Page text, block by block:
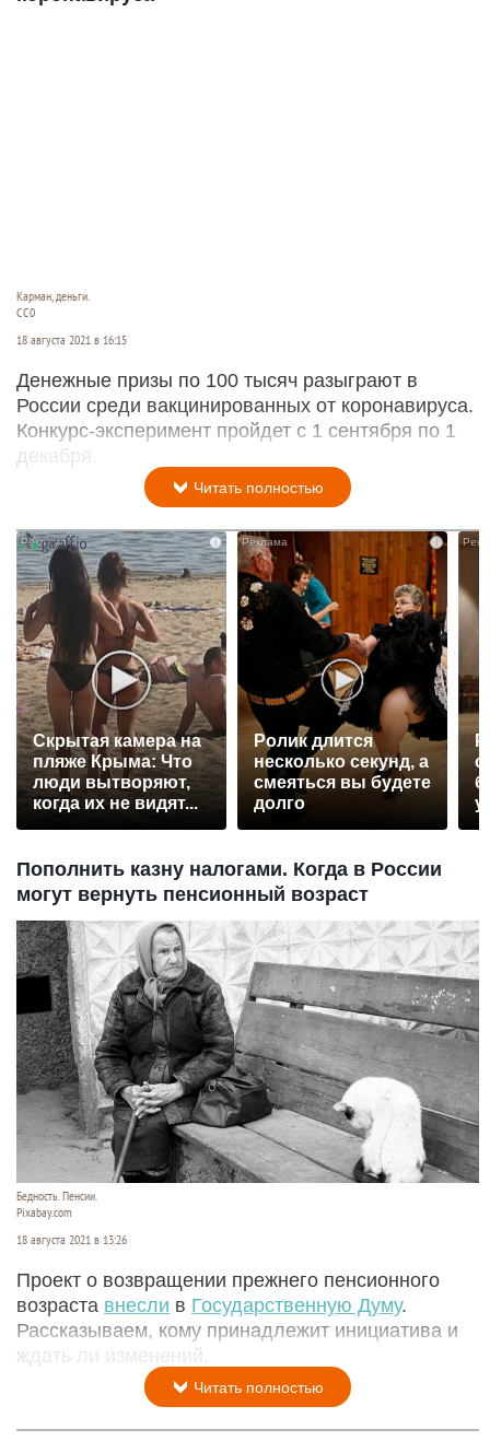
Карман, деньги.
СС0
18 августа 2021 в 16:15
Денежные призы по 100 тысяч разыграют в
России среди вакцинированных от коронавируса.
Конкурс-эксперимент пройдет с 1 сентября по 1
декабря.
Читать полностью
i
Скрытая камера на
пляже Крыма: Что
люди вытворяют,
когда их не видят...
Ролик длится
несколько секунд, а
смеяться вы будете
долго
Пополнить казну налогами. Когда в России
могут вернуть пенсионный возраст
Бедность. Пенсии.
Pixabay.com
18 августа 2021 в 13:26
Проект о возвращении прежнего пенсионного
возраста внесли в Государственную Думу.
Рассказываем, кому принадлежит инициатива и
ждать ли изменений.
Читать полностью